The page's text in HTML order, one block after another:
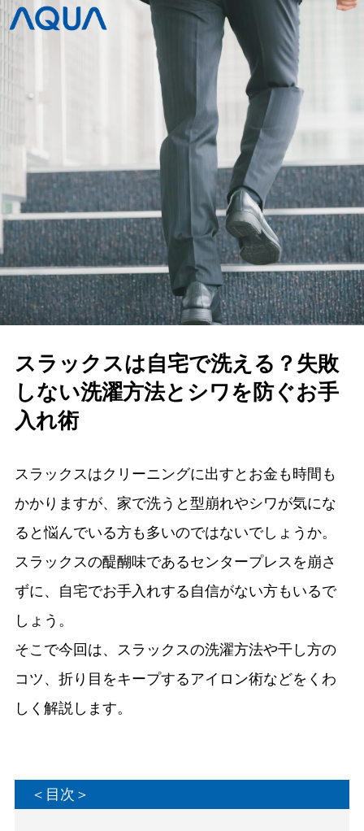
スラックスは自宅で洗える？失敗
しない洗濯方法とシワを防ぐお手
入れ術
スラックスはクリーニングに出すとお金も時間も
かかりますが、家で洗うと型崩れやシワが気にな
ると悩んでいる方も多いのではないでしょうか。
スラックスの醍醐味であるセンタープレスを崩さ
ずに、自宅でお手入れする自信がない方もいるで
しょう。
そこで今回は、スラックスの洗濯方法や干し方の
コツ、折り目をキープするアイロン術などをくわ
しく解説します。
＜目次＞